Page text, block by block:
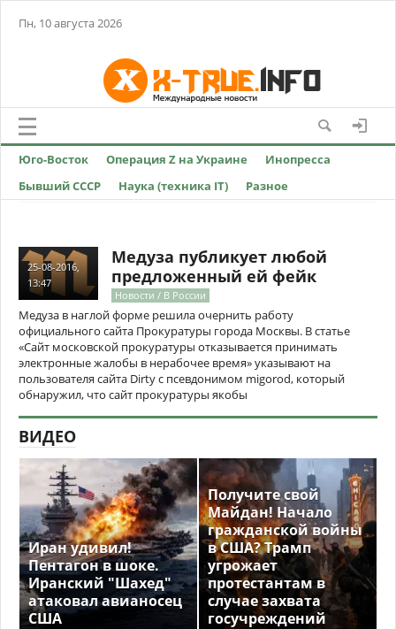
Пн, 10 августа 2026
Юго-Восток Операция Z на Украине
Инопресса
Бывший СССР
Наука (техника IT) Разное
25-08-2016,
13:47
Медуза публикует любой
предложенный ей фейк
Новости / В России
Медуза в наглой форме решила очернить работу
официального сайта Прокуратуры города Москвы. В статье
«Сайт московской прокуратуры отказывается принимать
электронные жалобы в нерабочее время» указывают на
пользователя сайта Dirty с псевдонимом migorod, который
обнаружил, что сайт прокуратуры якобы
ВИДЕО
Иран удивил!
Пентагон в шоке.
Иранский "Шахед"
атаковал авианосец
США
Получите свой
Майдан! Начало
гражданской войны
в США? Трамп
угрожает
протестантам в
случае захвата
госучреждений